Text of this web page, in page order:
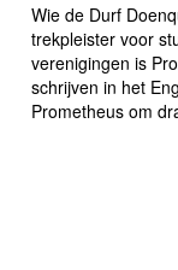
Wie de Durf
trekpleister voor
verenigingen is
schrijven in het
Prometheus om